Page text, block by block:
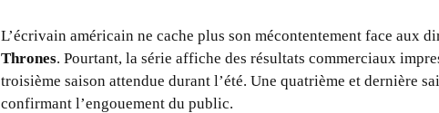
L’écrivain américain ne cache plus son mécontentement face aux
Thrones. Pourtant, la série affiche des résultats commerciaux
troisième saison attendue durant l’été. Une quatrième et dernière
confirmant l’engouement du public.